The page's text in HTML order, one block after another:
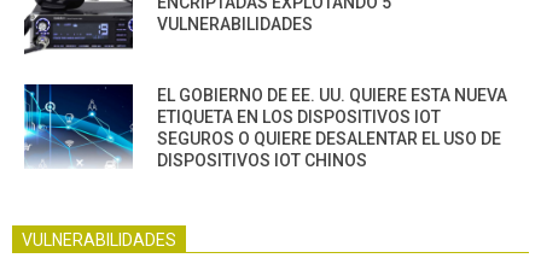
VULNERABILIDADES
EL GOBIERNO DE EE. UU. QUIERE ESTA NUEVA
ETIQUETA EN LOS DISPOSITIVOS IOT
SEGUROS O QUIERE DESALENTAR EL USO DE
DISPOSITIVOS IOT CHINOS
VULNERABILIDADES